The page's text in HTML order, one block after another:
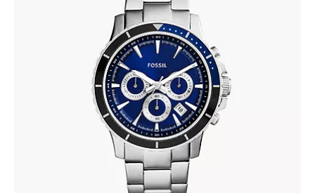
FOSSIL CH2927
337.00 KM